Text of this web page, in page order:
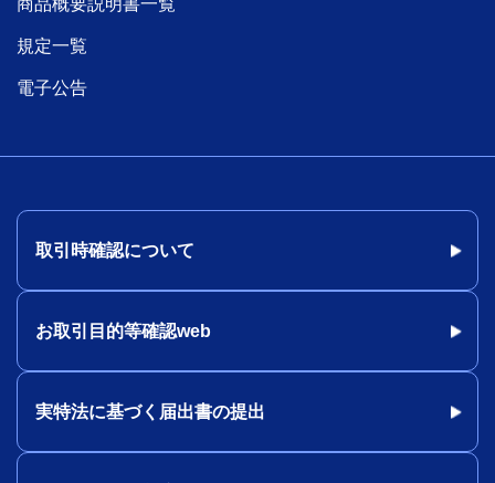
商品概要説明書一覧
規定一覧
電子公告
取引時確認について
お取引目的等確認web
実特法に基づく届出書の提出